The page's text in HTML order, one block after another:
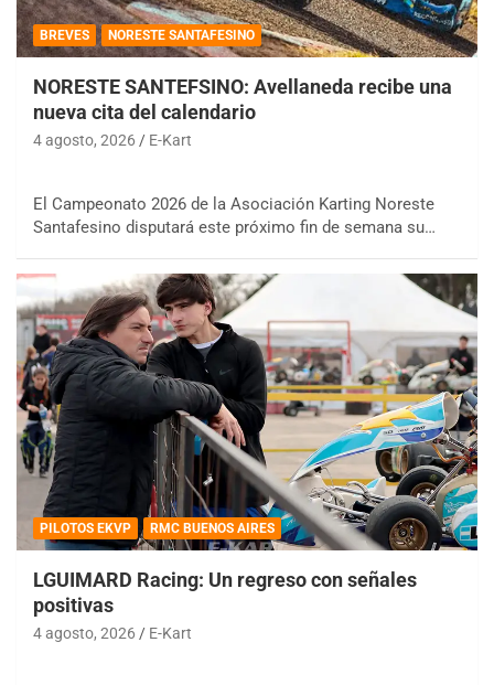
BREVES NORESTE SANTAFESINO
NORESTE SANTEFSINO: Avellaneda recibe una
nueva cita del calendario
4 agosto, 2026 E-Kart
El Campeonato 2026 de la Asociación Karting Noreste
Santafesino disputará este próximo fin de semana su…
PILOTOS EKVP RMC BUENOS AIRES
LGUIMARD Racing: Un regreso con señales
positivas
4 agosto, 2026 E-Kart